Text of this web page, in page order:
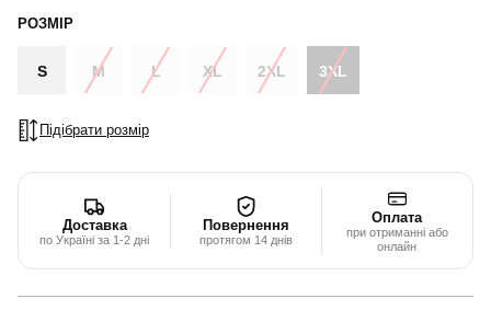
РОЗМІР
S M L XL 2XL 3XL
Підібрати розмір
Доставка
по Україні за 1-2 дні
Повернення
протягом 14 днів
Оплата
при отриманні або
онлайн